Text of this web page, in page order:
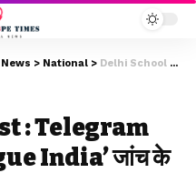
> National > Delhi School Blast : Telegram चैनल ‘Justice League India’ जांच के घेरे में
: Telegram
India’ जांच के